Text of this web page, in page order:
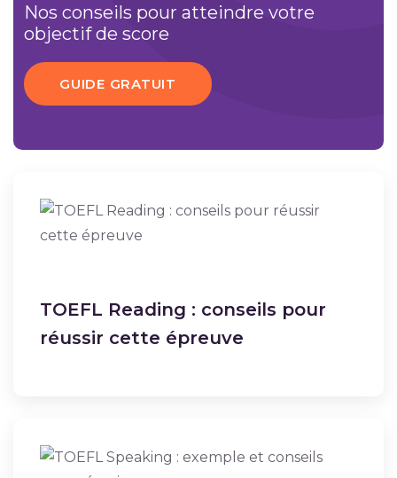
Nos conseils pour atteindre votre
objectif de score
GUIDE GRATUIT
TOEFL Reading : conseils pour
réussir cette épreuve